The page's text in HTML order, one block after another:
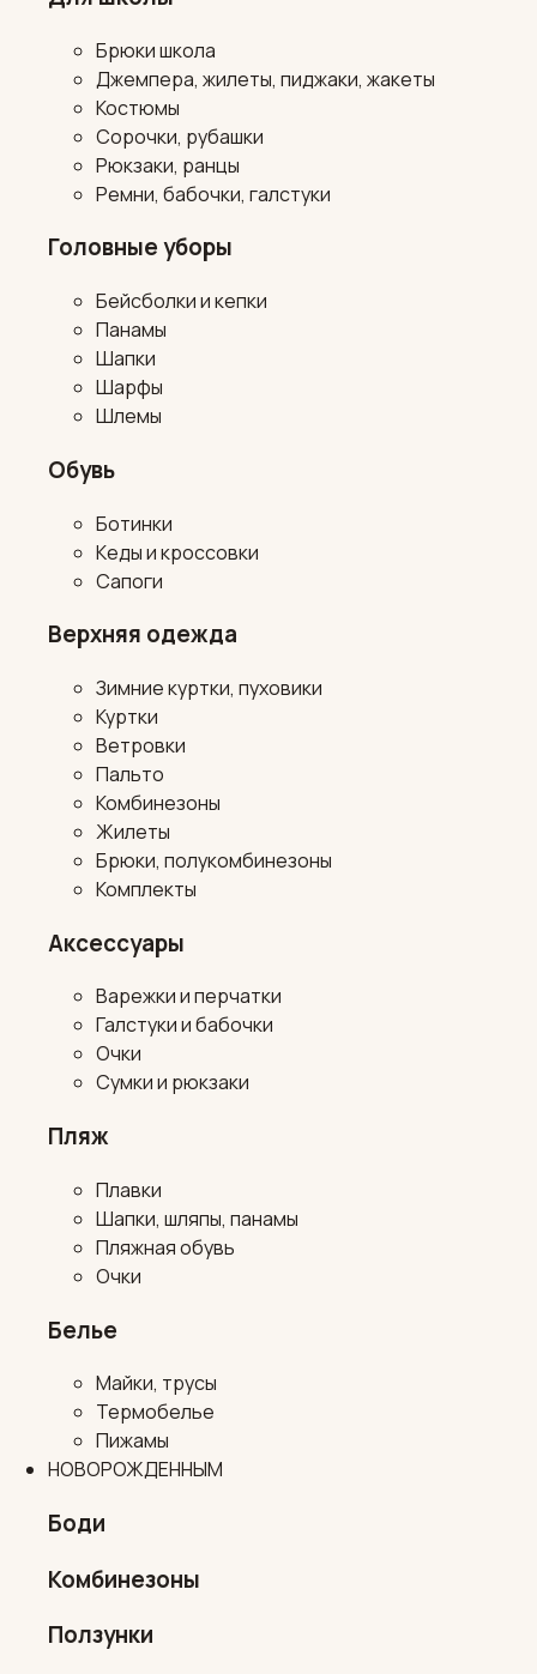
Брюки школа
Джемпера, жилеты, пиджаки, жакеты
Костюмы
Сорочки, рубашки
Рюкзаки, ранцы
Ремни, бабочки, галстуки
Головные уборы
Бейсболки и кепки
Панамы
Шапки
Шарфы
Шлемы
Обувь
Ботинки
Кеды и кроссовки
Сапоги
Верхняя одежда
Зимние куртки, пуховики
Куртки
Ветровки
Пальто
Комбинезоны
Жилеты
Брюки, полукомбинезоны
Комплекты
Аксессуары
Варежки и перчатки
Галстуки и бабочки
Очки
Сумки и рюкзаки
Пляж
Плавки
Шапки, шляпы, панамы
Пляжная обувь
Очки
Белье
Майки, трусы
Термобелье
Пижамы
НОВОРОЖДЕННЫМ
Боди
Комбинезоны
Ползунки